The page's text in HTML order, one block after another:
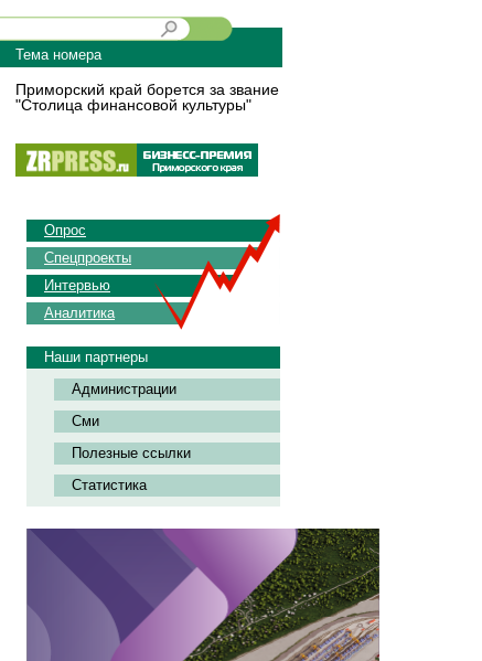
Тема номера
Приморский край борется за звание
"Столица финансовой культуры"
Опрос
Спецпроекты
Интервью
Аналитика
Наши партнеры
Администрации
Сми
Полезные ссылки
Статистика